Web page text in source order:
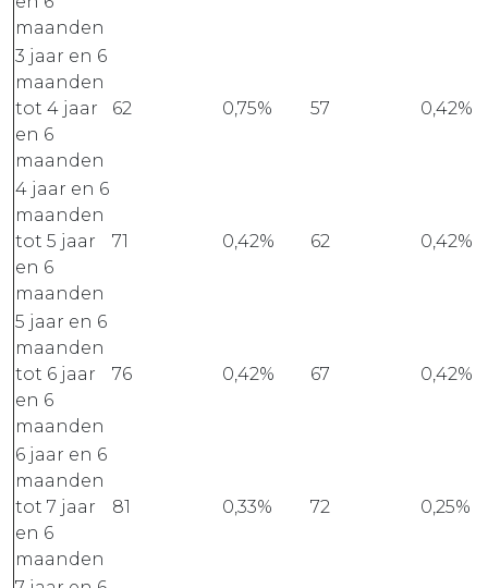
maanden
3 jaar en 6
maanden
tot 4 jaar
en 6
maanden
62 0,75% 57 0,42%
4 jaar en 6
maanden
tot 5 jaar
en 6
maanden
71 0,42% 62 0,42%
5 jaar en 6
maanden
tot 6 jaar
en 6
maanden
76 0,42% 67 0,42%
6 jaar en 6
maanden
tot 7 jaar
en 6
maanden
81 0,33% 72 0,25%